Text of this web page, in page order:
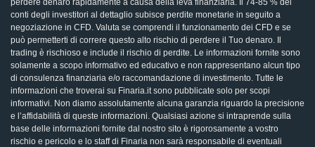
perdere denaro rapidamente a causa della leva finanziaria. Il 74-85 % dei
conti degli investitori al dettaglio subisce perdite monetarie in seguito a
negoziazione in CFD. Valuta se comprendi il funzionamento dei CFD e se
può permetterti di correre questo alto rischio di perdere il Tuo denaro. Il
trading è rischioso e include il rischio di perdite. Le informazioni fornite sono
solamente a scopo informativo ed educativo e non rappresentano alcun tipo
di consulenza finanziaria e/o raccomandazione di investimento. Tutte le
informazioni che troverai su Finaria.it sono pubblicate solo per scopi
informativi. Non diamo assolutamente alcuna garanzia riguardo la precisione
e l’affidabilità di queste informazioni. Qualsiasi azione si intraprende sulla
base delle informazioni fornite dal nostro sito è rigorosamente a vostro
rischio e pericolo e lo staff di Finaria non sarà responsabile di eventuali